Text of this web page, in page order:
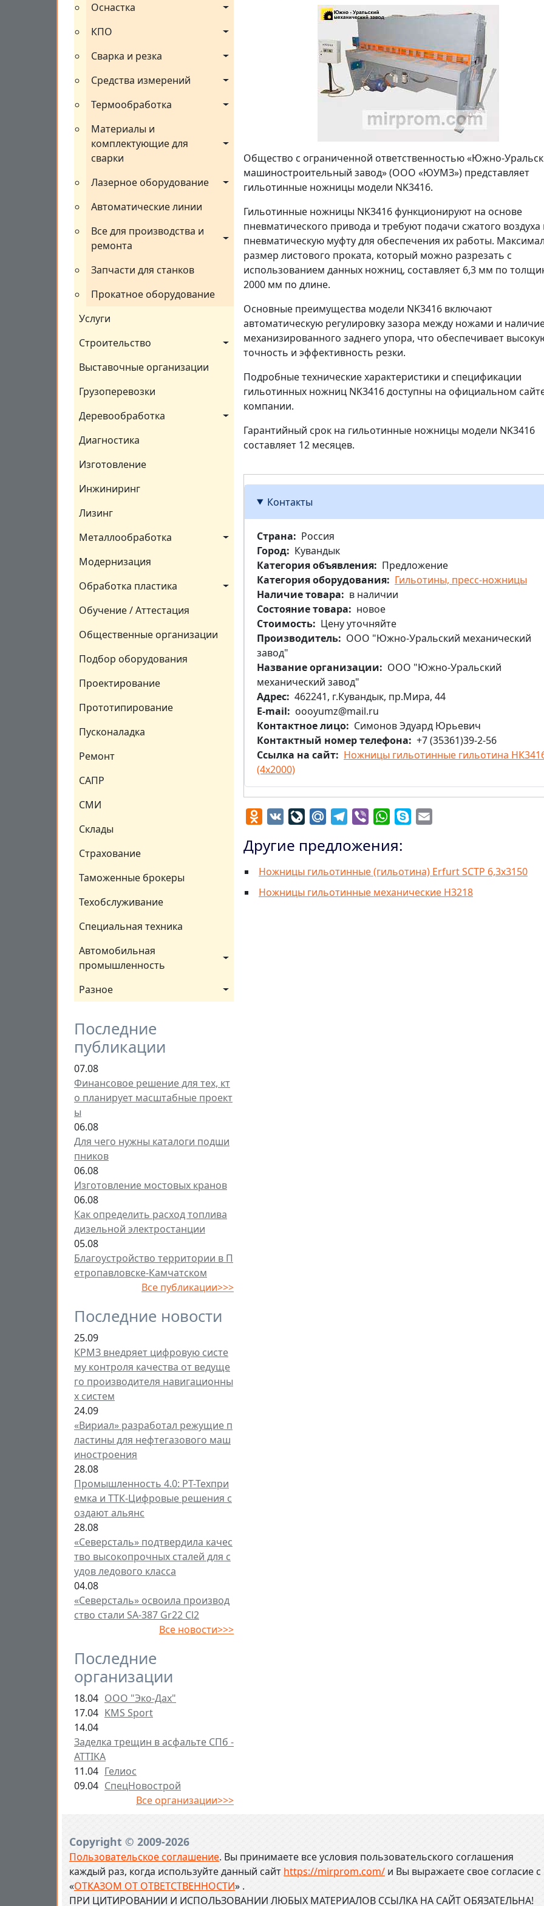
Оснастка
КПО
Сварка и резка
Средства измерений
Термообработка
Материалы и
комплектующие для
сварки
Лазерное оборудование
Автоматические линии
Все для производства и
ремонта
Запчасти для станков
Прокатное оборудование
Услуги
Строительство
Выставочные организации
Грузоперевозки
Деревообработка
Диагностика
Изготовление
Инжиниринг
Лизинг
Металлообработка
Модернизация
Обработка пластика
Обучение / Аттестация
Общественные организации
Подбор оборудования
Проектирование
Прототипирование
Пусконаладка
Ремонт
САПР
СМИ
Склады
Страхование
Таможенные брокеры
Техобслуживание
Специальная техника
Автомобильная
промышленность
Разное
Последние
публикации
07.08
Финансовое решение для тех, кт
о планирует масштабные проект
ы
06.08
Для чего нужны каталоги подши
пников
06.08
Изготовление мостовых кранов
06.08
Как определить расход топлива
дизельной электростанции
05.08
Благоустройство территории в П
етропавловске-Камчатском
Все публикации>>>
Последние новости
25.09
КРМЗ внедряет цифровую систе
му контроля качества от ведуще
го производителя навигационны
х систем
24.09
«Вириал» разработал режущие п
ластины для нефтегазового маш
иностроения
28.08
Промышленность 4.0: РТ-Техпри
емка и ТТК-Цифровые решения с
оздают альянс
28.08
«Северсталь» подтвердила качес
тво высокопрочных сталей для с
удов ледового класса
04.08
«Северсталь» освоила производ
ство стали SA-387 Gr22 Cl2
Все новости>>>
Последние
организации
18.04 ООО "Эко-Дах"
17.04 KMS Sport
14.04
Заделка трещин в асфальте СПб -
ATTIKA
11.04 Гелиос
09.04 СпецНовострой
Все организации>>>
Общество с ограниченной ответственностью «Южно-
машиностроительный завод» (ООО «ЮУМЗ») представляет
гильотинные ножницы модели NK3416.
Гильотинные ножницы NK3416 функционируют на основе
пневматического привода и требуют подачи сжатого воздуха
пневматическую муфту для обеспечения их работы.
размер листового проката, который можно разрезать с
использованием данных ножниц, составляет 6,3 мм по
2000 мм по длине.
Основные преимущества модели NK3416 включают
автоматическую регулировку зазора между ножами и
механизированного заднего упора, что обеспечивает
точность и эффективность резки.
Подробные технические характеристики и спецификации
гильотинных ножниц NK3416 доступны на официальном
компании.
Гарантийный срок на гильотинные ножницы модели NK3416
составляет 12 месяцев.
Контакты
Страна
Россия
Город
Кувандык
Категория объявления
Предложение
Категория оборудования
Гильотины, пресс-ножницы
Наличие товара
в наличии
Состояние товара
новое
Стоимость
Цену уточняйте
Производитель
ООО "Южно-Уральский механический
завод"
Название организации
ООО "Южно-Уральский
механический завод"
Aдрес 462241, г.Кувандык, пр.Мира, 44
E-mail
oooyumz@mail.ru
Контактное лицо
Симонов Эдуард Юрьевич
Контактный номер телефона
+7 (35361)39-2-56
Ссылка на сайт
Ножницы гильотинные гильотина
(4х2000)
Odnoklassniki
VK LiveJournal
Mail.RuTelegram
Viber WhatsApp
Skype
Другие предложения:
Ножницы гильотинные (гильотина) Erfurt SCTP 6,3х3150
Ножницы гильотинные механические Н3218
Copyright © 2009-2026
Пользовательское соглашение. Вы принимаете все условия пользовательского соглашения
каждый раз, когда используйте данный сайт https://mirprom.com/ и Вы выражаете свое согласие с
«ОТКАЗОМ ОТ ОТВЕТСТВЕННОСТИ» .
ПРИ ЦИТИРОВАНИИ И ИСПОЛЬЗОВАНИИ ЛЮБЫХ МАТЕРИАЛОВ ССЫЛКА НА САЙТ ОБЯЗАТЕЛЬНА!